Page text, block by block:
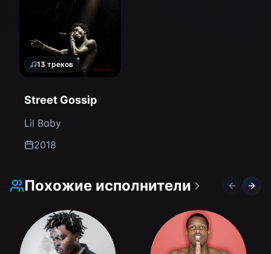
13 треков
Street Gossip
Lil Baby
2018
Похожие исполнители Previous